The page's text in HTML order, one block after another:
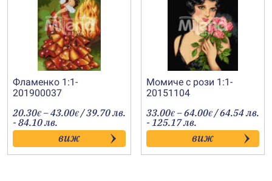
Фламенко 1:1-
201900037
20.30€ –43.00€Price
range:
20.30€
through
43.00€
/ 39.70 лв.
- 84.10 лв.
виж
Момиче с рози 1:1-
20151104
33.00€ –64.00€Price
range:
33.00€
through
64.00€
/ 64.54 лв.
- 125.17 лв.
виж